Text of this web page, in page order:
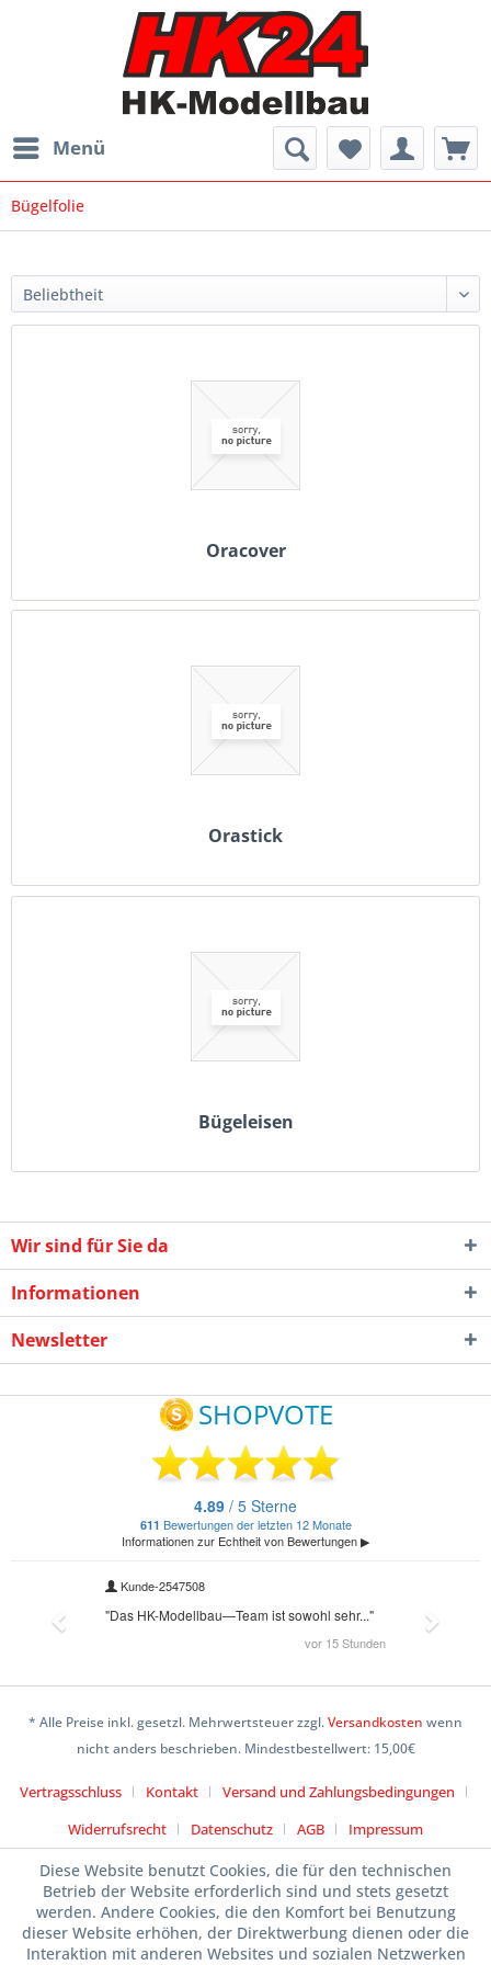
Menü
Bügelfolie
Oracover
Orastick
Bügeleisen
Wir sind für Sie da
Informationen
Newsletter
* Alle Preise inkl. gesetzl. Mehrwertsteuer zzgl.Versandkosten wenn
nicht anders beschrieben. Mindestbestellwert: 15,00€
Vertragsschluss Kontakt
Versand und Zahlungsbedingungen
Widerrufsrecht
Datenschutz AGB Impressum
Diese Website benutzt Cookies, die für den technischen
Betrieb der Website erforderlich sind und stets gesetzt
werden. Andere Cookies, die den Komfort bei Benutzung
dieser Website erhöhen, der Direktwerbung dienen oder die
Interaktion mit anderen Websites und sozialen Netzwerken